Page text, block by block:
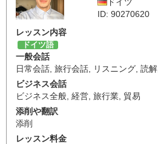
ID: 90270620
レッスン内容
ドイツ語
一般会話
日常会話 旅行会話 リスニング 読解
ビジネス会話
ビジネス全般 経営 旅行業 貿易
添削や翻訳
添削
レッスン料金